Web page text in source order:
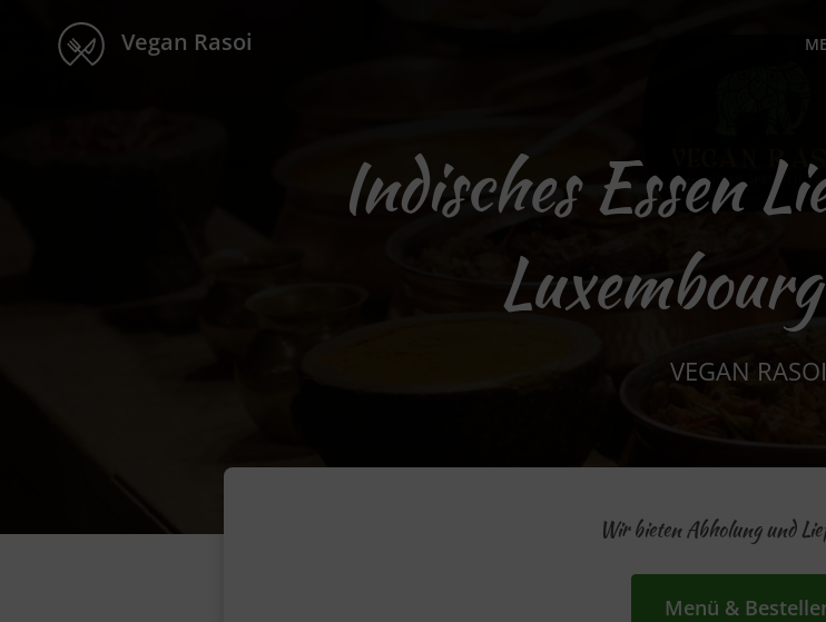
Vegan Rasoi
Indisches Essen
VEGAN RASOI
Wir bieten Abholung und
Menü &